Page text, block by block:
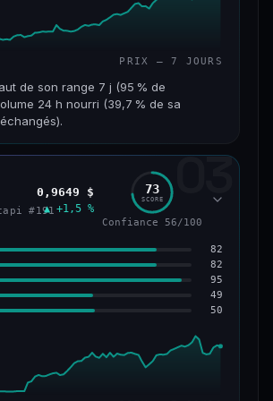
PRIX — 7 JOURS
de son range 7 j (95 % de
24 h nourri (39,7 % de sa
VOLUME 24 H
VAR. 30 J
+203,1 %
#235
67/100
03
#191
0,9649 $
▲ +1,5 %
73
SCORE
Confiance 56/100
82
82
95
49
50